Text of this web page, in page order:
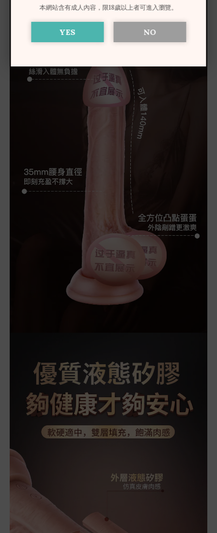
本網站含有成人內容，限18歲以上者可進入瀏覽。
YES NO